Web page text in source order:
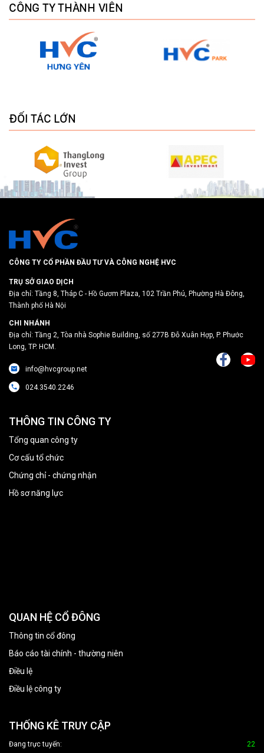
CÔNG TY THÀNH VIÊN
ĐỐI TÁC LỚN
CÔNG TY CỔ PHẦN ĐẦU TƯ VÀ CÔNG NGHỆ HVC
TRỤ SỞ GIAO DỊCH
Địa chỉ: Tầng 8, Tháp C - Hồ Gươm Plaza, 102 Trần Phú, Phường Hà Đông,
Thành phố Hà Nội
CHI NHÁNH
Địa chỉ: Tầng 2, Tòa nhà Sophie Building, số 277B Đỗ Xuân Hợp, P. Phước
Long, TP. HCM.
info@hvcgroup.net
024.3540.2246
THÔNG TIN CÔNG TY
Tổng quan công ty
Cơ cấu tổ chức
Chứng chỉ - chứng nhận
Hồ sơ năng lực
QUAN HỆ CỔ ĐÔNG
Thông tin cổ đông
Báo cáo tài chính - thường niên
Điều lệ
Điều lệ công ty
THỐNG KÊ TRUY CẬP
Đang trực tuyến: 22